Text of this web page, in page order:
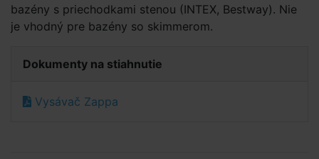
bazény s priechodkami stenou (INTEX, Bestway). Nie
je vhodný pre bazény so skimmerom.
Dokumenty na stiahnutie
Vysávač Zappa